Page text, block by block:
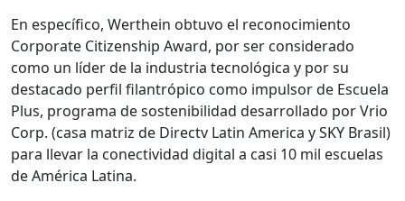
En específico, Werthein obtuvo el reconocimiento
Corporate Citizenship Award, por ser considerado
como un líder de la industria tecnológica y por su
destacado perfil filantrópico como impulsor de Escuela
Plus, programa de sostenibilidad desarrollado por Vrio
Corp. (casa matriz de Directv Latin America y SKY Brasil)
para llevar la conectividad digital a casi 10 mil escuelas
de América Latina.